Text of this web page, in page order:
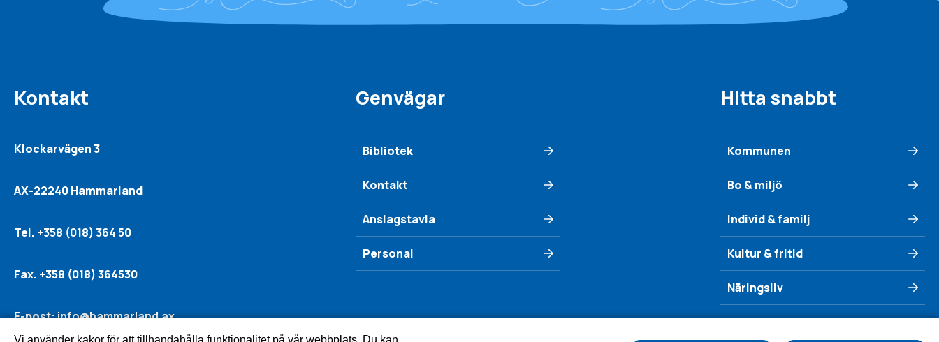
Kontakt
Klockarvägen 3
AX-22240 Hammarland
Tel. +358 (018) 364 50
Fax. +358 (018) 364530
E-post:info@hammarland.ax
Genvägar
Bibliotek
Kontakt
Anslagstavla
Personal
Hitta snabbt
Kommunen
Bo & miljö
Individ & familj
Kultur & fritid
Näringsliv
Se & göra
Vi använder kakor för att tillhandahålla funktionalitet på vår webbplats. Du kan